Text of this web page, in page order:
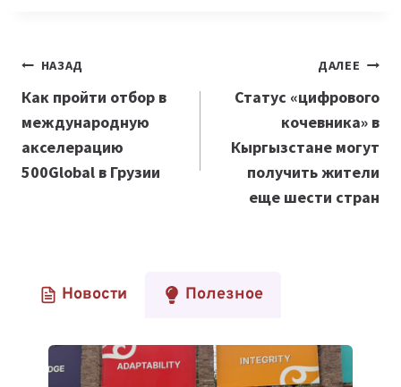
Навигация
по
записям
НАЗАД
Как пройти отбор в
международную
акселерацию
500Global в Грузии
ДАЛЕЕ
Статус «цифрового
кочевника» в
Кыргызстане могут
получить жители
еще шести стран
Новости Полезное